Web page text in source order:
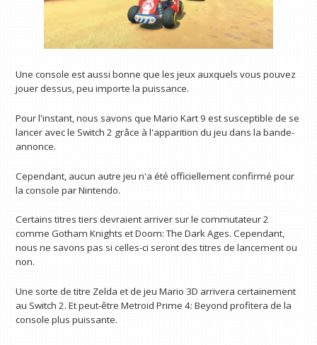
Une console est aussi bonne que les jeux auxquels vous pouvez
jouer dessus, peu importe la puissance.
Pour l'instant, nous savons que Mario Kart 9 est susceptible de se
lancer avec le Switch 2 grâce à l'apparition du jeu dans la bande-
annonce.
Cependant, aucun autre jeu n'a été officiellement confirmé pour
la console par Nintendo.
Certains titres tiers devraient arriver sur le commutateur 2
comme Gotham Knights et Doom: The Dark Ages. Cependant,
nous ne savons pas si celles-ci seront des titres de lancement ou
non.
Une sorte de titre Zelda et de jeu Mario 3D arrivera certainement
au Switch 2. Et peut-être Metroid Prime 4: Beyond profitera de la
console plus puissante.